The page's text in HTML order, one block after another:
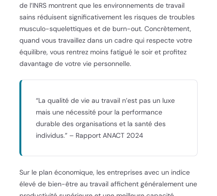
de l’INRS montrent que les environnements de travail
sains réduisent significativement les risques de troubles
musculo-squelettiques et de burn-out. Concrètement,
quand vous travaillez dans un cadre qui respecte votre
équilibre, vous rentrez moins fatigué le soir et profitez
davantage de votre vie personnelle.
“La qualité de vie au travail n’est pas un luxe
mais une nécessité pour la performance
durable des organisations et la santé des
individus.” – Rapport ANACT 2024
Sur le plan économique, les entreprises avec un indice
élevé de bien-être au travail affichent généralement une